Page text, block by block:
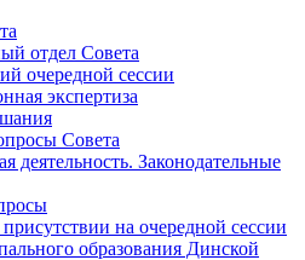
отдел Совета
очередной сессии
экспертиза
Совета
деятельность. Законодательные
на очередной сессии
образования Динской